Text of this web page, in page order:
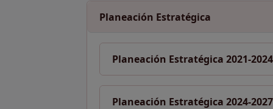
Planeación Estratégica
Planeación Estratégica 2021-2024
Planeación Estratégica 2024-2027